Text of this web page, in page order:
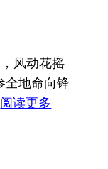
国
（七
言
风动花摇
全地命向锋
阅读更多